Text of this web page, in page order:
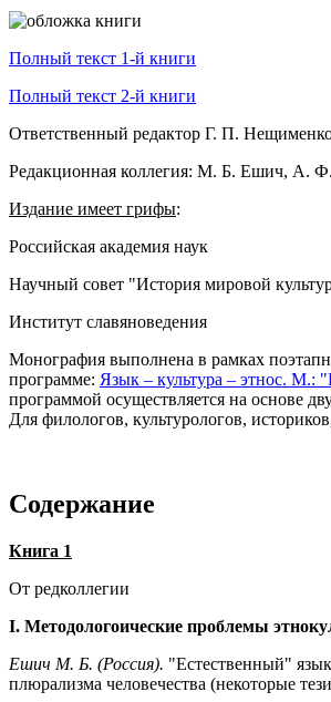
Полный текст 1-й книги
Полный текст 2-й книги
Ответственный редактор Г. П.
Редакционная коллегия: М. Б. Ешич, А.
Издание имеет грифы:
Российская академия наук
Научный совет "История мировой
Институт славяноведения
Монография выполнена в рамках
программе: Язык – культура – этнос. М.:
программой осуществляется на основе
Для филологов, культурологов,
Содержание
Книга 1
От редколлегии
I. Методологоические проблемы
Ешич М. Б. (Россия). "Естественный"
плюрализма человечества (некоторые